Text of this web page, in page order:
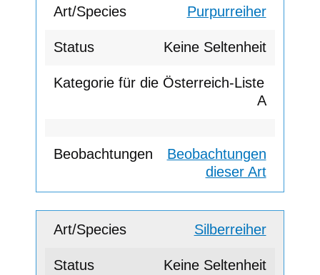
Purpurreiher
Keine Seltenheit
A
Beobachtungen
dieser Art
Silberreiher
Keine Seltenheit